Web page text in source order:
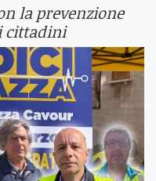
la prevenzione
cittadini